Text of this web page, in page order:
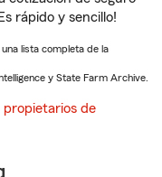
rápido y sencillo!
lista completa de la
y State Farm Archive.
propietarios de